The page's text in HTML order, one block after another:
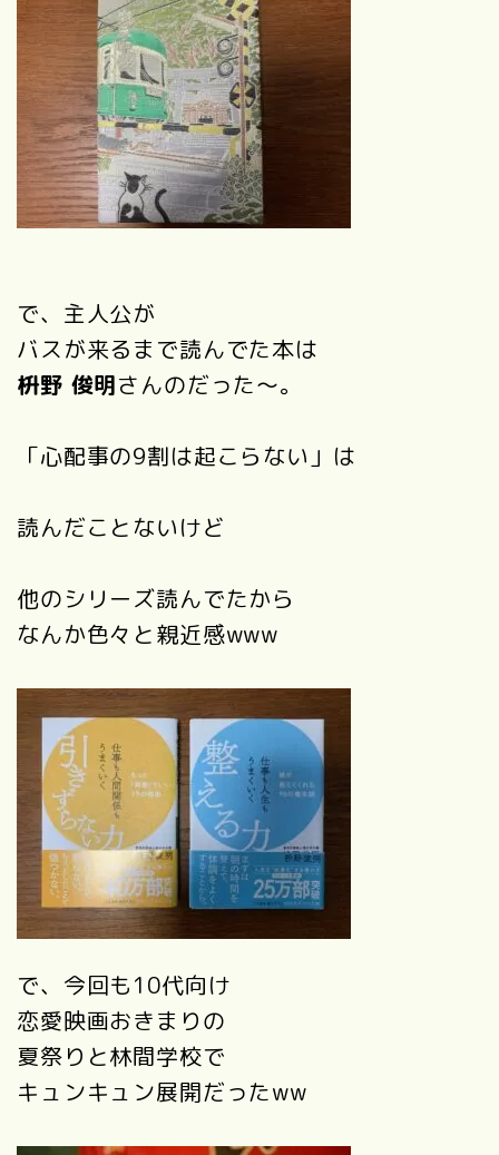
で、主人公が
バスが来るまで読んでた本は
枡野 俊明さんのだった～。
「心配事の9割は起こらない」は
読んだことないけど
他のシリーズ読んでたから
なんか色々と親近感www
で、今回も10代向け
恋愛映画おきまりの
夏祭りと林間学校で
キュンキュン展開だったww